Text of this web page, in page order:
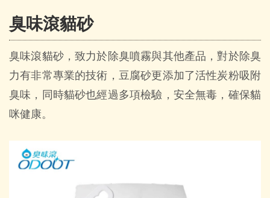
臭味滾貓砂
臭味滾貓砂，致力於除臭噴霧與其他產品，對於除臭
力有非常專業的技術，豆腐砂更添加了活性炭粉吸附
臭味，同時貓砂也經過多項檢驗，安全無毒，確保貓
咪健康。